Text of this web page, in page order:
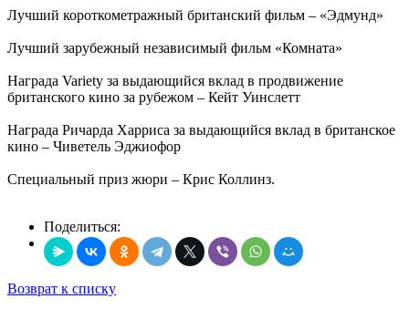
Лучший короткометражный британский фильм – «Эдмунд»
Лучший зарубежный независимый фильм «Комната»
Награда Variety за выдающийся вклад в продвижение
британского кино за рубежом – Кейт Уинслетт
Награда Ричарда Харриса за выдающийся вклад в британское
кино – Чиветель Эджиофор
Специальный приз жюри – Крис Коллинз.
Поделиться:
Возврат к списку